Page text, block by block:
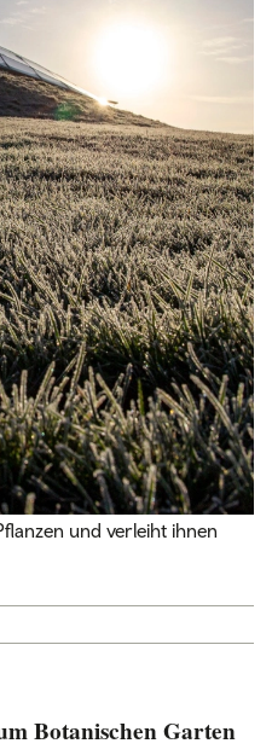
und verleiht ihnen
Botanischen Garten